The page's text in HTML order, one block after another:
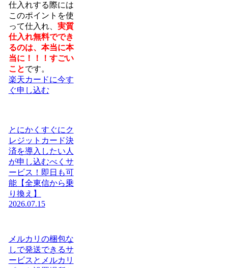
仕入れする際には
このポイントを使
って仕入れ、 実質
仕入れ無料ででき
るのは、本当に本
当に！！！すごい
ことです。
楽天カードに今す
ぐ申し込む
とにかくすぐにク
レジットカード決
済を導入したい人
が申し込むべくサ
ービス！即日も可
能【全東信から乗
り換え】
2026.07.15
メルカリの梱包な
しで発送できるサ
ービスとメルカリ